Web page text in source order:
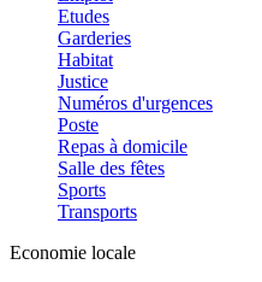
Etudes
Garderies
Habitat
Justice
Numéros d'urgences
Poste
Repas à domicile
Salle des fêtes
Sports
Transports
Economie locale